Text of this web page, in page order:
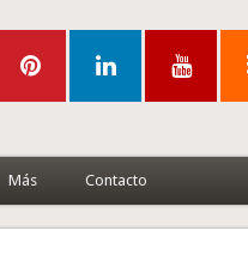
Más Contacto